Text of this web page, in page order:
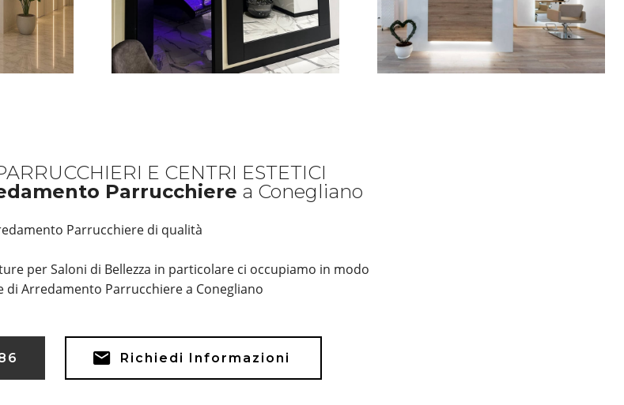
E CENTRI ESTETICI
Parrucchiere a Conegliano
Parrucchiere di qualità
per Saloni di Bellezza in particolare ci occupiamo in modo
di Arredamento Parrucchiere a Conegliano
Richiedi Informazioni